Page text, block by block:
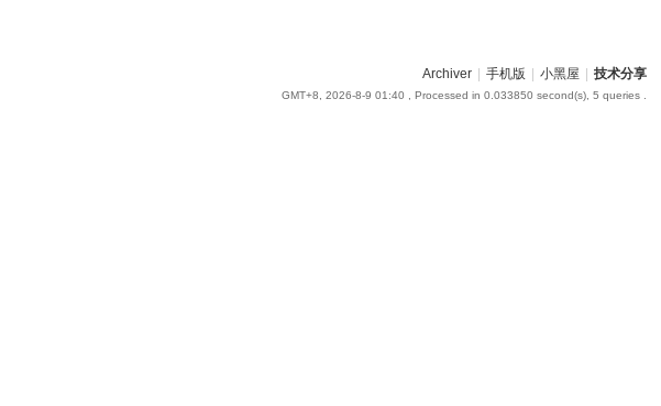
Archiver 手机版 小黑屋 技术分享
GMT+8, 2026-8-9 01:40 , Processed in 0.033850 second(s), 5 queries .